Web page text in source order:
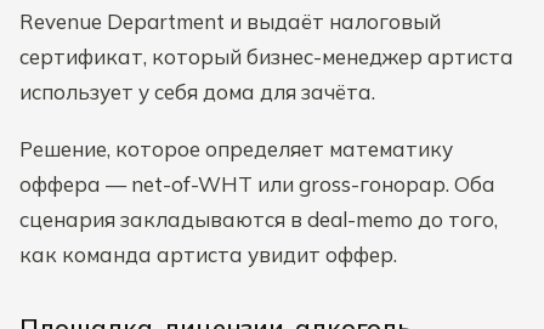
Revenue Department и выдаёт налоговый
сертификат, который бизнес-менеджер артиста
использует у себя дома для зачёта.
Решение, которое определяет математику
оффера — net-of-WHT или gross-гонорар. Оба
сценария закладываются в deal-memo до того,
как команда артиста увидит оффер.